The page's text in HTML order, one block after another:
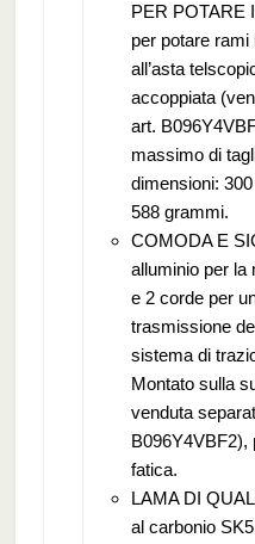
PER POTARE
per potare
all’asta
accoppiata
art.
massimo di
dimensioni:
588 grammi.
COMODA E
alluminio per la
e 2 corde per
trasmissione
sistema di
Montato sulla
venduta
B096Y4VBF2),
fatica.
LAMA DI
al carbonio